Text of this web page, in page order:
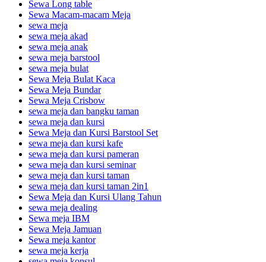
Sewa Long table
Sewa Macam-macam Meja
sewa meja
sewa meja akad
sewa meja anak
sewa meja barstool
sewa meja bulat
Sewa Meja Bulat Kaca
Sewa Meja Bundar
Sewa Meja Crisbow
sewa meja dan bangku taman
sewa meja dan kursi
Sewa Meja dan Kursi Barstool Set
sewa meja dan kursi kafe
sewa meja dan kursi pameran
sewa meja dan kursi seminar
sewa meja dan kursi taman
sewa meja dan kursi taman 2in1
Sewa Meja dan Kursi Ulang Tahun
sewa meja dealing
Sewa meja IBM
Sewa Meja Jamuan
Sewa meja kantor
sewa meja kerja